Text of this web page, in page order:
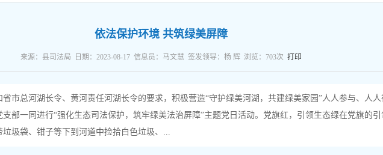
依法保护环境 共筑绿美屏障
来源：县司法局 日期：2023-08-17 信息员：马文慧 签发领导：杨 辉 浏览： 703次 打印
市总河湖长令、黄河责任河湖长令的要求，积极营造“守护绿美河湖，共建绿美家园”人人参与、人
部一同进行“强化生态司法保护，筑牢绿美法治屏障”主题党日活动。党旗红，引领生态绿在党旗的
圾袋、钳子等下到河道中捡拾白色垃圾、...